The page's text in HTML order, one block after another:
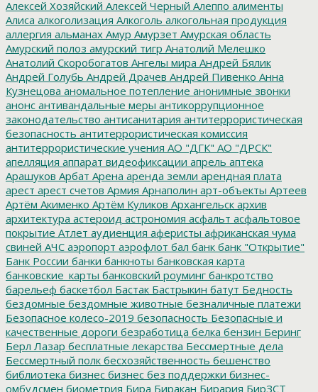
Алексей Хозяйский Алексей Черный Алеппо алименты
Алиса алкоголизация Алкоголь алкогольная продукция
аллергия альманах Амур Амурзет Амурская область
Амурский полоз амурский тигр Анатолий Мелешко
Анатолий Скоробогатов Ангелы мира Андрей Бялик
Андрей Голубь Андрей Драчев Андрей Пивенко Анна
Кузнецова аномальное потепление анонимные звонки
анонс антивандальные меры антикоррупционное
законодательство антисанитария антитеррористическая
безопасность антитеррористическая комиссия
антитеррористические учения АО "ДГК" АО "ДРСК"
апелляция аппарат видеофиксации апрель аптека
Арашуков Арбат Арена аренда земли арендная плата
арест арест счетов Армия Арнаполин арт-объекты Артеев
Артём Акименко Артём Куликов Архангельск архив
архитектура астероид астрономия асфальт асфальтовое
покрытие Атлет аудиенция аферисты африканская чума
свиней АЧС аэропорт аэрофлот бал банк банк "Открытие"
Банк России банки банкноты банковская карта
банковские_карты банковский роуминг банкротство
барельеф баскетбол Бастак Бастрыкин батут Бедность
бездомные бездомные животные безналичные платежи
Безопасное колесо-2019 безопасность Безопасные и
качественные дороги безработица белка бензин Беринг
Берл Лазар бесплатные лекарства Бессмертные дела
Бессмертный полк бесхозяйственность бешенство
библиотека бизнес бизнес без поддержки бизнес-
омбудсмен биометрия Бира Биракан Бирария БирЗСТ